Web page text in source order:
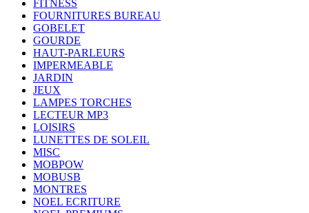
FITNESS
FOURNITURES BUREAU
GOBELET
GOURDE
HAUT-PARLEURS
IMPERMEABLE
JARDIN
JEUX
LAMPES TORCHES
LECTEUR MP3
LOISIRS
LUNETTES DE SOLEIL
MISC
MOBPOW
MOBUSB
MONTRES
NOEL ECRITURE